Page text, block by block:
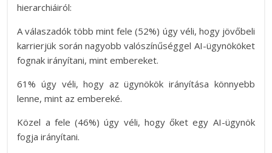
hierarchiáiról:
A válaszadók több mint fele (52%) úgy véli, hogy jövőbeli
karrierjük során nagyobb valószínűséggel AI-ügynököket
fognak irányítani, mint embereket.
61% úgy véli, hogy az ügynökök irányítása könnyebb
lenne, mint az embereké.
Közel a fele (46%) úgy véli, hogy őket egy AI-ügynök
fogja irányítani.